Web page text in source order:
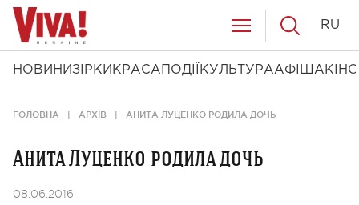
НОВИНИ ЗІРКИ КРАСА ПОДІЇ КУЛЬТУРААФІША КІНО
RU
ГОЛОВНА АРХІВ АНИТА ЛУЦЕНКО РОДИЛА ДОЧЬ
Анита Луценко родила дочь
08.06.2016